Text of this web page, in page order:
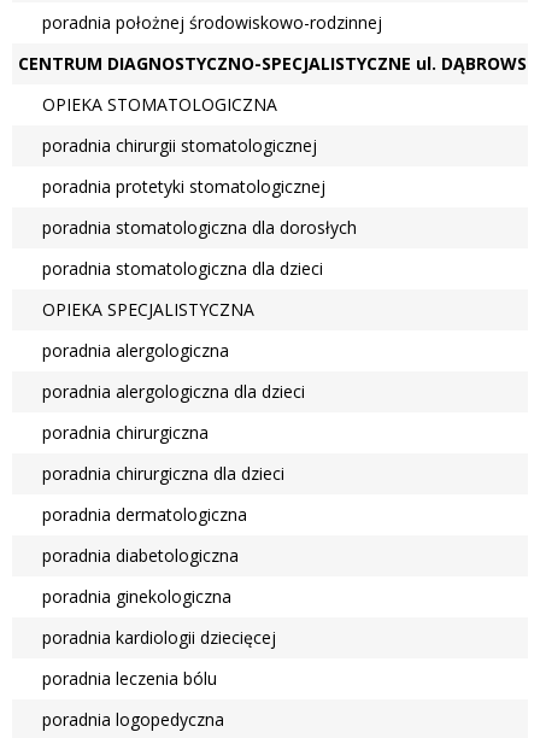
Badania i
Usługi
poradnia położnej środowiskowo-rodzinnej
CENTRUM DIAGNOSTYCZNO-SPECJALISTYCZNE ul.
OPIEKA STOMATOLOGICZNA
poradnia chirurgii stomatologicznej
poradnia protetyki stomatologicznej
poradnia stomatologiczna dla dorosłych
poradnia stomatologiczna dla dzieci
OPIEKA SPECJALISTYCZNA
poradnia alergologiczna
poradnia alergologiczna dla dzieci
poradnia chirurgiczna
poradnia chirurgiczna dla dzieci
poradnia dermatologiczna
poradnia diabetologiczna
poradnia ginekologiczna
poradnia kardiologii dziecięcej
poradnia leczenia bólu
poradnia logopedyczna